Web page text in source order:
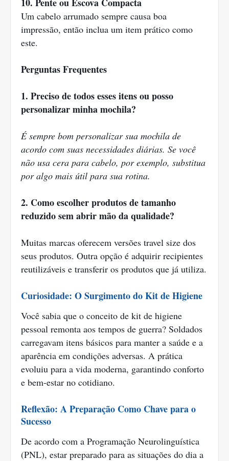
Um cabelo arrumado sempre causa boa
impressão, então inclua um item prático como
este.
Perguntas Frequentes
1. Preciso de todos esses itens ou posso
personalizar minha mochila?
É sempre bom personalizar sua mochila de
acordo com suas necessidades diárias. Se você
não usa cera para cabelo, por exemplo, substitua
por algo mais útil para sua rotina.
2. Como escolher produtos de tamanho
reduzido sem abrir mão da qualidade?
Muitas marcas oferecem versões travel size dos
seus produtos. Outra opção é adquirir recipientes
reutilizáveis e transferir os produtos que já utiliza.
Curiosidade: O Surgimento do Kit de Higiene
Você sabia que o conceito de kit de higiene
pessoal remonta aos tempos de guerra? Soldados
carregavam itens básicos para manter a saúde e a
aparência em condições adversas. A prática
evoluiu para a vida moderna, garantindo conforto
e bem-estar no cotidiano.
Reflexão: A Preparação Como Chave para o
Sucesso
De acordo com a Programação Neurolinguística
(PNL), estar preparado para as situações do dia a